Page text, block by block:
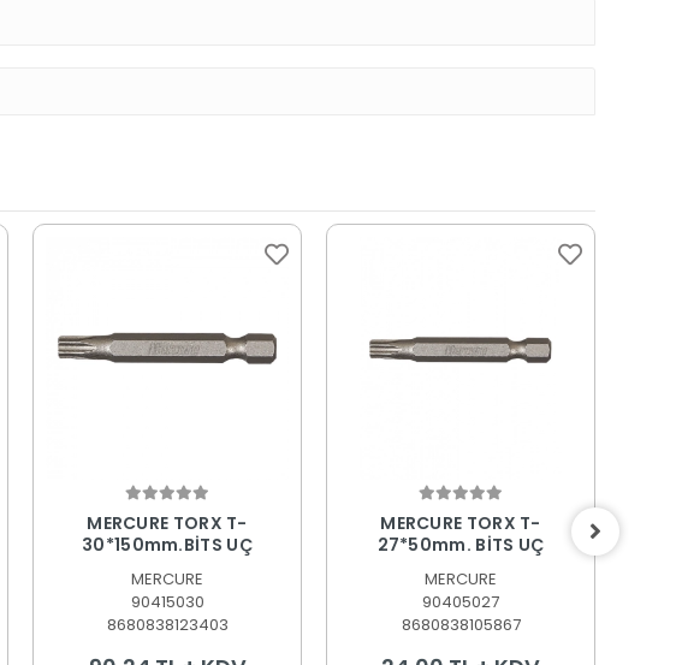
MERCURE TORX T-
30*150mm.BİTS UÇ
MERCURE
90415030
8680838123403
MERCURE TORX T-
27*50mm. BİTS UÇ
MERCURE
90405027
8680838105867